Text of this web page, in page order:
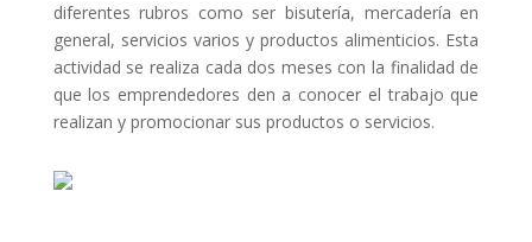
diferentes rubros como ser bisutería, mercadería en
general, servicios varios y productos alimenticios. Esta
actividad se realiza cada dos meses con la finalidad de
que los emprendedores den a conocer el trabajo que
realizan y promocionar sus productos o servicios.